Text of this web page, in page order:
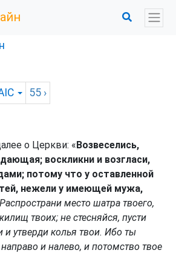
55 ›
о Церкви: «Возвеселись,
воскликни и возгласи,
потому что у оставленной
нежели у имеющей мужа,
Распространи место шатра твоего,
твоих; не стесняйся, пусти
и утверди колья твои. Ибо ты
и налево, и потомство твое